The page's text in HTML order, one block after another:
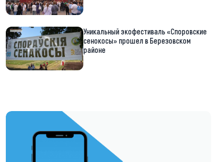
Уникальный экофестиваль «Споровские
сенокосы» прошел в Березовском
районе
https://t.me/minskctvby